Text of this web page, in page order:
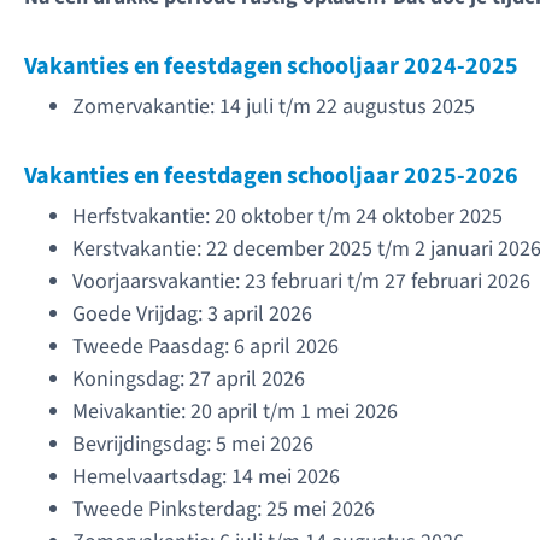
Vakanties en feestdagen schooljaar 2024-2025
Zomervakantie: 14 juli t/m 22 augustus 2025
Vakanties en feestdagen schooljaar 2025-2026
Herfstvakantie: 20 oktober t/m 24 oktober 2025
Kerstvakantie: 22 december 2025 t/m 2 januari 2026
Voorjaarsvakantie: 23 februari t/m 27 februari 2026
Goede Vrijdag: 3 april 2026
Tweede Paasdag: 6 april 2026
Koningsdag: 27 april 2026
Meivakantie: 20 april t/m 1 mei 2026
Bevrijdingsdag: 5 mei 2026
Hemelvaartsdag: 14 mei 2026
Tweede Pinksterdag: 25 mei 2026